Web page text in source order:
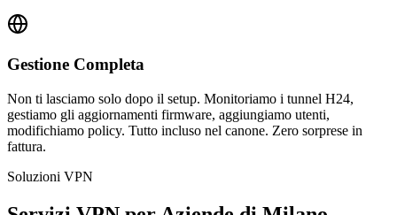
Gestione Completa
Non ti lasciamo solo dopo il setup. Monitoriamo i tunnel H24,
gestiamo gli aggiornamenti firmware, aggiungiamo utenti,
modifichiamo policy. Tutto incluso nel canone. Zero sorprese in
fattura.
Soluzioni VPN